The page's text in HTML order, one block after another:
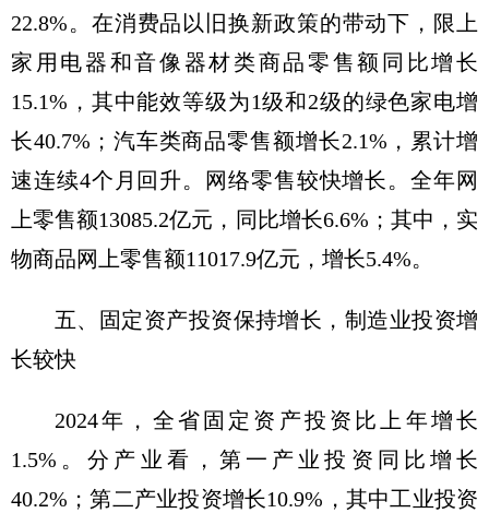
22.8%。在消费品以旧换新政策的带动下，限上
家用电器和音像器材类商品零售额同比增长
15.1%，其中能效等级为1级和2级的绿色家电增
长40.7%；汽车类商品零售额增长2.1%，累计增
速连续4个月回升。网络零售较快增长。全年网
上零售额13085.2亿元，同比增长6.6%；其中，实
物商品网上零售额11017.9亿元，增长5.4%。
五、固定资产投资保持增长，制造业投资增
长较快
2024年，全省固定资产投资比上年增长
1.5%。分产业看，第一产业投资同比增长
40.2%；第二产业投资增长10.9%，其中工业投资